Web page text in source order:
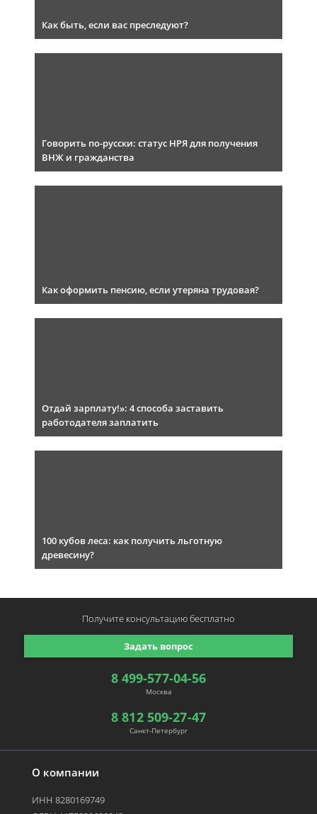
Как быть, если вас преследуют?
Говорить по-русски: статус НРЯ для получения
ВНЖ и гражданства
Как оформить пенсию, если утеряна трудовая?
Отдай зарплату!»: 4 способа заставить
работодателя заплатить
100 кубов леса: как получить льготную
древесину?
О компании
ИНН 8280169749
8 499-577-04-56
Москва
8 812 509-27-47
Санкт-Петербург
Задать вопрос
Получите консультациюбесплатно